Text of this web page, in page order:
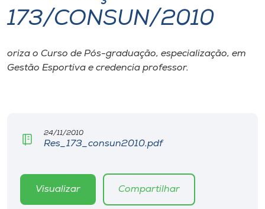
I.nova
Diplomados
CPA
Editora
173/CONSUN/2010
oriza o Curso de Pós-graduação, especialização, em
Gestão Esportiva e credencia professor.
24/11/2010
Res_173_consun2010.pdf
Visualizar Compartilhar